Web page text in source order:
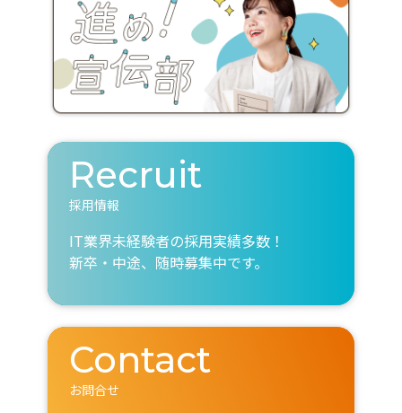
Recruit
採用情報
IT業界未経験者の採用実績多数！
新卒・中途、随時募集中です。
Contact
お問合せ